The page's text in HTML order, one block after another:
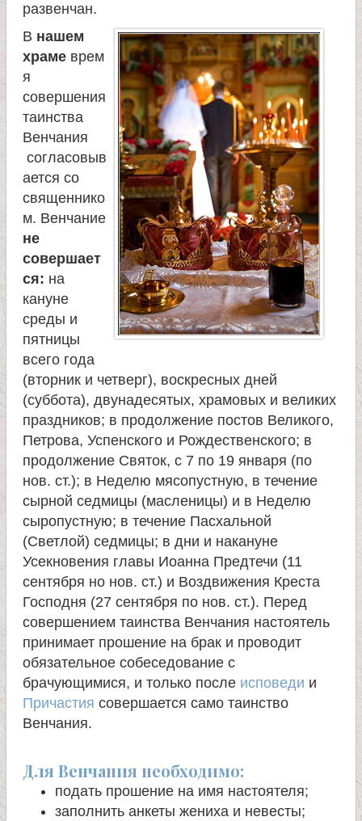
развенчан.
В нашем
храме врем
я
совершения
таинства
Венчания
согласовыв
ается со
священнико
м. Венчание
не
совершает
ся: на
кануне
среды и
пятницы
всего года
(вторник и четверг), воскресных дней
(суббота), двунадесятых, храмовых и великих
праздников; в продолжение постов Великого,
Петрова, Успенского и Рождественского; в
продолжение Святок, с 7 по 19 января (по
нов. ст.); в Неделю мясопустную, в течение
сырной седмицы (масленицы) и в Неделю
сыропустную; в течение Пасхальной
(Светлой) седмицы; в дни и накануне
Усекновения главы Иоанна Предтечи (11
сентября но нов. ст.) и Воздвижения Креста
Господня (27 сентября по нов. ст.). Перед
совершением таинства Венчания настоятель
принимает прошение на брак и проводит
обязательное собеседование с
брачующимися, и только после исповеди и
Причастия совершается само таинство
Венчания.
Для Венчания необходимо:
подать прошение на имя настоятеля;
заполнить анкеты жениха и невесты;